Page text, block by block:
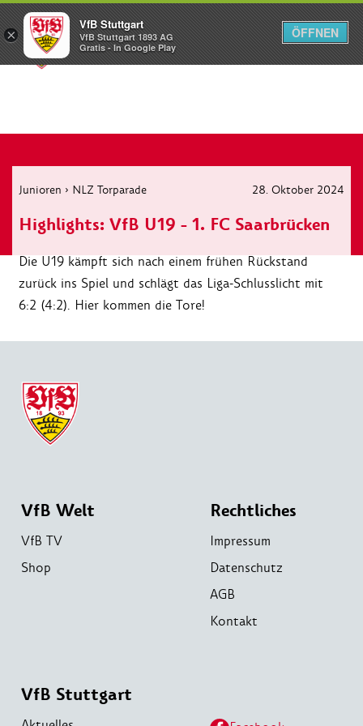
Menü
Junioren › NLZ Torparade 28. Oktober 2024
Highlights: VfB U19 - 1. FC Saarbrücken
Die U19 kämpft sich nach einem frühen Rückstand
zurück ins Spiel und schlägt das Liga-Schlusslicht mit
6:2 (4:2). Hier kommen die Tore!
VfB Welt
VfB TV
Shop
Rechtliches
Impressum
Datenschutz
AGB
Kontakt
VfB Stuttgart
×
VfB Stuttgart
VfB Stuttgart 1893 AG
Gratis - In Google Play
ÖFFNEN